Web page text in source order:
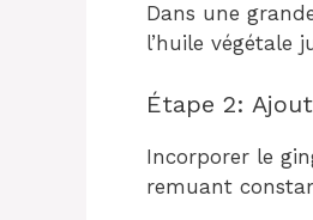
Dans une
l’huile végétale
Étape 2:
Incorporer le
remuant